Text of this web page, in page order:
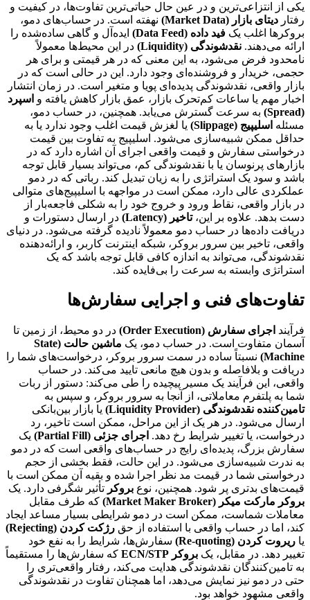
یکی از انتزاعی‌ترین و در عین حال حیاتی‌ترین تفاوت‌ها، در کیفیت و
رفتار دیتای بازار (Market Data)
نهفته است. در حساب‌های دمو،
بروکرها اغلب یک فید داده (Data Feed)
ایده‌آل و گاهی ساده‌شده را
ارائه می‌دهند. نقدشوندگی (Liquidity)
در این محیط‌ها معمولاً
نامحدود فرض می‌شود، به این معنی که در هر قیمتی و برای هر
حجمی، خریدار و فروشنده‌ای وجود دارد. این در حالی است که در
بازار واقعی، نقدشوندگی پدیده‌ای پویا و متغیر است. در زمان انتشار
اخبار مهم یا ساعات کم‌تحرک بازار، عمق بازار کاهش یافته و اسپرد
(Spread)
به سرعت گسترش می‌یابد. همچنین، در حساب دمو،
مسئله اسلیپیج (Slippage)
یا لغزش قیمت اغلب وجود ندارد یا به
حداقل ممکن شبیه‌سازی می‌شود. اسلیپیج به تفاوت بین قیمت
درخواستی سفارش و قیمت واقعی اجرای آن اشاره دارد که در
بازارهای پرنوسان یا با نقدشوندگی کم، می‌تواند بسیار قابل توجه
باشد و سود یک استراتژی را به زیان تبدیل کند. رباتی که در دمو
عملکردی عالی دارد، ممکن است در مواجهه با اسلیپیج‌های متوالی
در بازار واقعی، نقاط ورود و خروج خود را به شکلی فاجعه‌بار از
دست بدهد. علاوه بر این،تاخیر (Latency)
در ارسال دستورات و
دریافت داده‌ها در حساب دمو معمولاً نادیده گرفته می‌شود. در دنیای
واقعی، تاخیر بین سرور بروکر، شبکه اینترنت کاربر، و ارائه‌دهنده
نقدشوندگی، می‌تواند به اندازه کافی قابل توجه باشد که یک
استراتژی وابسته به سرعت را بی‌فایده کند.
تفاوت‌های فنی و اجرایی سفارش‌ها
فرآیند اجرای سفارش (Order Execution)
در دو محیط، از زمین تا
آسمان متفاوت است. در حساب دمو، یک
ماشین حالت (State
Machine) نسبتاً ساده در سمت سرور بروکر، درخواست‌های شما را
دریافت و بلافاصله و بدون هیچ مانعی تایید می‌کند. در حساب
واقعی، این فرآیند یک مسیر پیچیده را طی می‌کند: دستور از ربات
شما به پلتفرم معاملاتی، از آنجا به سرور بروکر، و سپس به
تامین‌کننده نقدشوندگی (Liquidity Provider)
یا بازار بین‌بانکی
ارسال می‌شود. در هر یک از این مراحل، ممکن است تاخیر، رد
درخواست، یا تغییر شرایط رخ دهد. اجرای جزئی (Partial Fill)
یک
سفارش بزرگ، پدیده‌ای رایج در حساب‌های واقعی است که در دمو
به ندرت شبیه‌سازی می‌شود. در این حالت، فقط بخشی از حجم
درخواستی شما در قیمت مد نظر اجرا شده و بقیه آن ممکن است با
قیمت‌های بدتری پر شود. همچنین، نوع بروکر تأثیر شگرفی دارد. یک
بروکر مارکت میکر (Market Maker Broker)
که طرف مقابل
معاملات شماست، ممکن است در دمو شرایطی بسیار مساعد ایجاد
کند، اما در حساب واقعی با استفاده از حق رژکت کردن (Rejecting)
یا ریروت کردن (Re-quoting)
سفارش‌ها، شرایط را به نفع خود
تغییر دهد. در مقابل، یک بروکر ECN/STP
که سفارش‌ها را مستقیماً
به تامین‌کنندگان نقدشوندگی هدایت می‌کند، رفتار واقعی‌تری را
حتی در دمو نیز نمایش می‌دهد، اما همچنان تفاوت در نقدشوندگی
واقعی مشهود خواهد بود.